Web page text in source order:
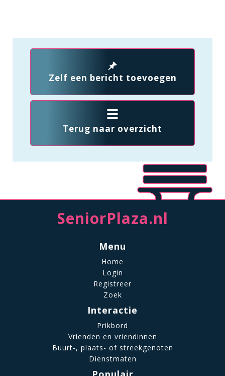
Zelf een bericht toevoegen
Terug naar overzicht
SeniorPlaza.nl
Menu
Home
Login
Registreer
Zoek
Interactie
Prikbord
Vrienden en vriendinnen
Buurt-, plaats- of streekgenoten
Dienstmaten